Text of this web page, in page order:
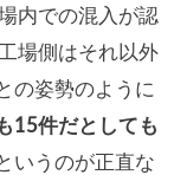
内での混入が認
場側はそれ以外
の姿勢のように
15件だとしても
いうのが正直な